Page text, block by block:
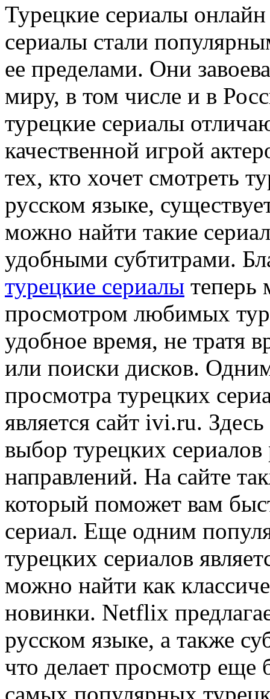
Турeцкиe сeриaлы
сериалы стали
ее пределами. Они
миру, в том числе и в
турецкие сериалы
качественной игрой
тех, кто хочет смотреть
русском языке,
можно найти такие
удобными субтитрами.
турецкие сериалы теперь
просмотром любимых
удобное время, не тратя
или поиски дисков.
просмотра турецких
является сайт ivi.ru.
выбор турецких
направлений. На сайте
который поможет вам
сериал. Еще одним
турецких сериалов
можно найти как
новинки. Netflix
русском языке, а также
что делает просмотр
самых популярных